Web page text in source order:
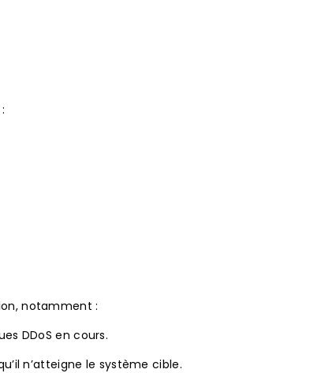
notamment :
DDoS en cours.
n’atteigne le système cible.